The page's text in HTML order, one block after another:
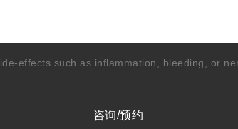
effects such as inflammation, bleeding, or
咨询/预约